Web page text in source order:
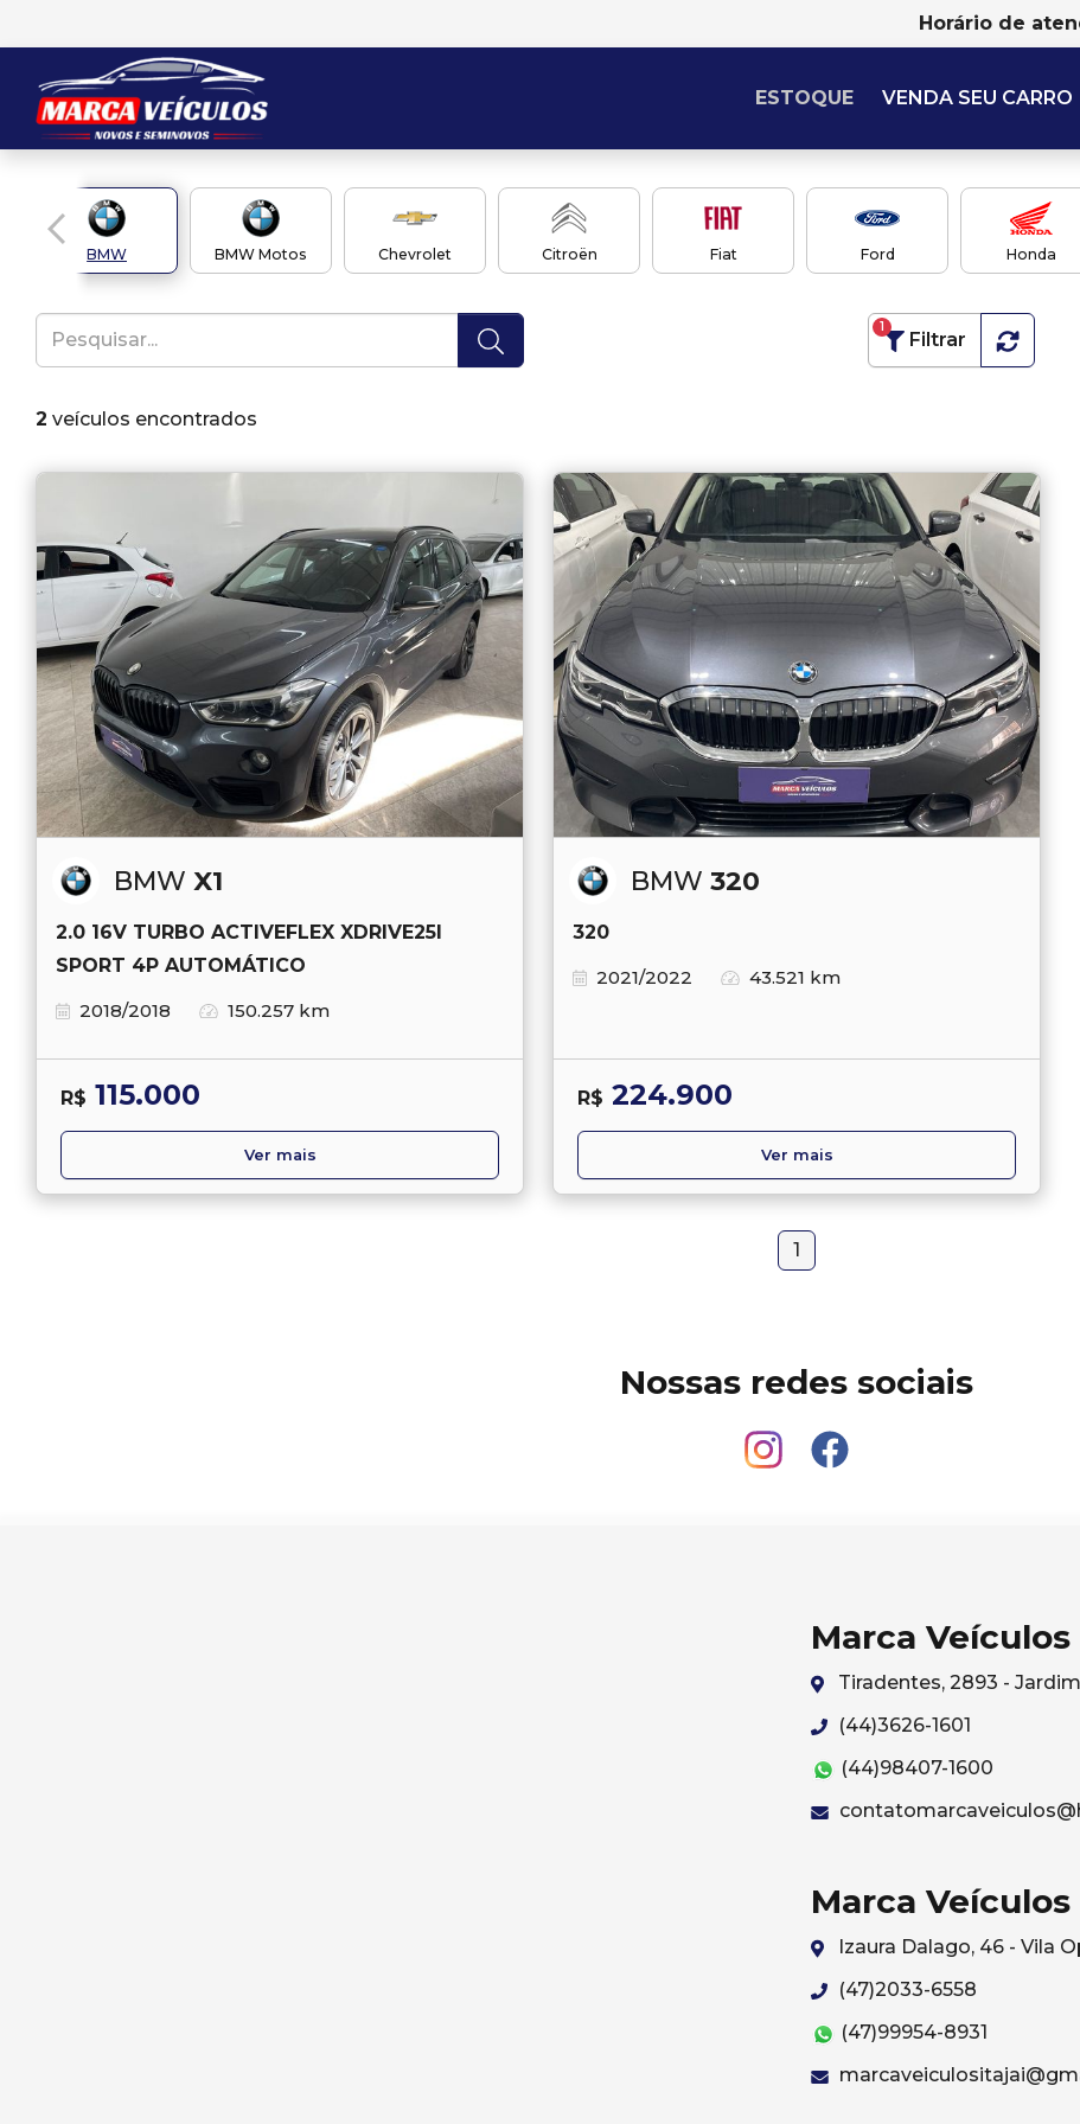
Horário de
ESTOQUE VENDA SEU CARRO
BMW BMW Motos Chevrolet Citroën Fiat Ford Honda
Filtrar
1
2 veículos encontrados
BMW X1
2.0 16V TURBO ACTIVEFLEX XDRIVE25I
SPORT 4P AUTOMÁTICO
2018/2018
150.257 km
R$ 115.000
Ver mais
BMW 320
320
2021/2022
43.521 km
R$ 224.900
Ver mais
1
Nossas redes sociais
Marca Veículos
Tiradentes, 2893 -
(44)3626-1601
(44)98407-1600
Marca
Izaura Dalago, 46 - Vila
(47)2033-6558
(47)99954-8931